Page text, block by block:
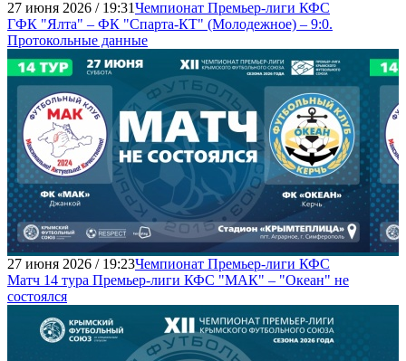
27 июня 2026 / 19:31Чемпионат Премьер-лиги КФС
ГФК "Ялта" – ФК "Спарта-КТ" (Молодежное) – 9:0.
Протокольные данные
27 июня 2026 / 19:23Чемпионат Премьер-лиги КФС
Матч 14 тура Премьер-лиги КФС "МАК" – "Океан" не
состоялся